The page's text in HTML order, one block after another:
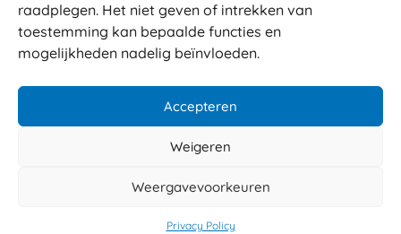
raadplegen. Het niet geven of intrekken van
toestemming kan bepaalde functies en
mogelijkheden nadelig beïnvloeden.
Accepteren
Weigeren
Weergavevoorkeuren
Privacy Policy
Retouren
Service en garantie
Veilig betalen
© 2026 Sabé Verpakkingen
Algemene voorwaarden